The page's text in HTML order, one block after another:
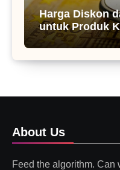
Harga Diskon
untuk Produk
About Us
Feed the algorithm. Can